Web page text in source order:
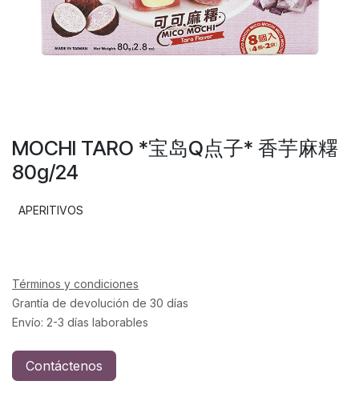
MOCHI TARO *宝岛Q点子* 香芋麻糬
80g/24
APERITIVOS
Términos y condiciones
Grantía de devolución de 30 días
Envío: 2-3 días laborables
Contáctenos